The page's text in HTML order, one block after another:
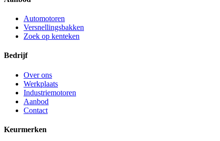
Automotoren
Versnellingsbakken
Zoek op kenteken
Bedrijf
Over ons
Werkplaats
Industriemotoren
Aanbod
Contact
Keurmerken